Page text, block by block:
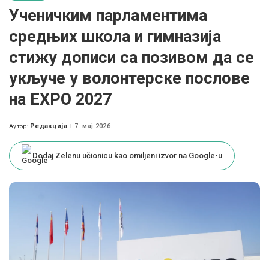
Ученичким парламентима
средњих школа и гимназија
стижу дописи са позивом да се
укључе у волонтерске послове
на EXPO 2027
Posted
Аутор: Редакција 7. мај 2026.
Dodaj Zelenu učionicu kao omiljeni izvor na Google-u